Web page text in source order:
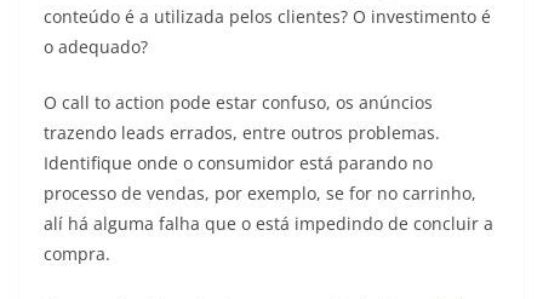
conteúdo é a utilizada pelos clientes? O investimento é
o adequado?
O call to action pode estar confuso, os anúncios
trazendo leads errados, entre outros problemas.
Identifique onde o consumidor está parando no
processo de vendas, por exemplo, se for no carrinho,
alí há alguma falha que o está impedindo de concluir a
compra.